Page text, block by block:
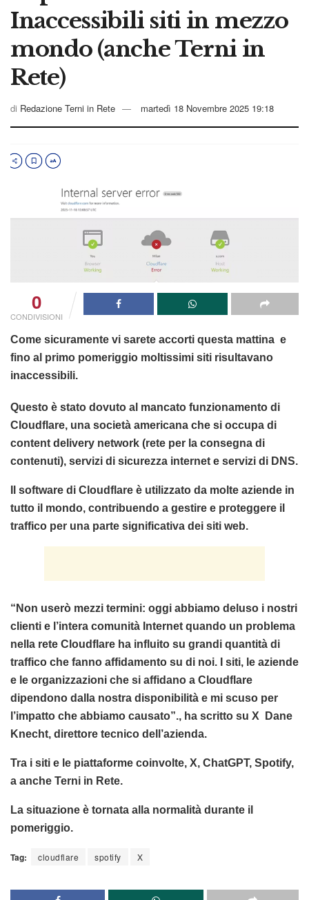
Inaccessibili siti in mezzo
mondo (anche Terni in
Rete)
di Redazione Terni in Rete martedì 18 Novembre 2025 19:18
0
CONDIVISIONI
Come sicuramente vi sarete accorti questa mattina e
fino al primo pomeriggio moltissimi siti risultavano
inaccessibili.
Questo è stato dovuto al mancato funzionamento di
Cloudflare, una società americana che si occupa di
content delivery network (rete per la consegna di
contenuti), servizi di sicurezza internet e servizi di DNS.
Il software di Cloudflare è utilizzato da molte aziende in
tutto il mondo, contribuendo a gestire e proteggere il
traffico per una parte significativa dei siti web.
“Non userò mezzi termini: oggi abbiamo deluso i nostri
clienti e l’intera comunità Internet quando un problema
nella rete Cloudflare ha influito su grandi quantità di
traffico che fanno affidamento su di noi. I siti, le aziende
e le organizzazioni che si affidano a Cloudflare
dipendono dalla nostra disponibilità e mi scuso per
l’impatto che abbiamo causato”., ha scritto su X Dane
Knecht, direttore tecnico dell’azienda.
Tra i siti e le piattaforme coinvolte, X, ChatGPT, Spotify,
a anche Terni in Rete.
La situazione è tornata alla normalità durante il
pomeriggio.
Tag: cloudflare spotify X